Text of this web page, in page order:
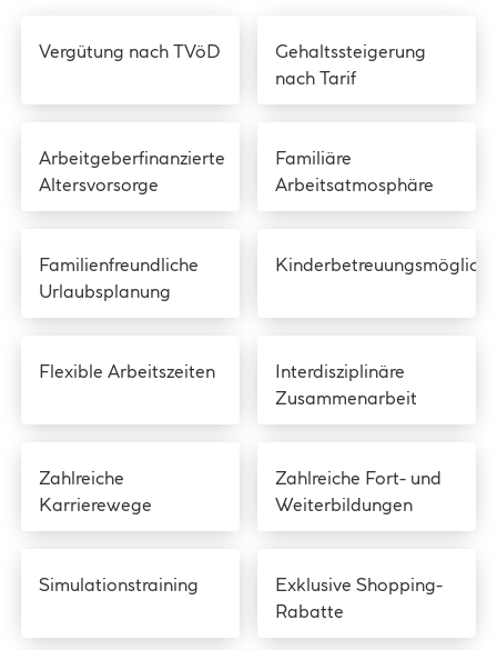
Vergütung nach TVöD
Gehaltssteigerung
nach Tarif
Arbeitgeberfinanzierte
Altersvorsorge
Familiäre
Arbeitsatmosphäre
Familienfreundliche
Urlaubsplanung
Flexible Arbeitszeiten
Interdisziplinäre
Zusammenarbeit
Zahlreiche
Karrierewege
Zahlreiche Fort- und
Weiterbildungen
Simulationstraining
Exklusive Shopping-
Rabatte